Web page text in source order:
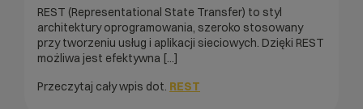
REST (Representational State Transfer) to styl
architektury oprogramowania, szeroko stosowany
przy tworzeniu usług i aplikacji sieciowych. Dzięki REST
możliwa jest efektywna [...]
Przeczytaj cały wpis dot. REST